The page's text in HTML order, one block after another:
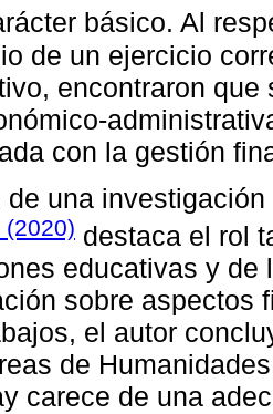
básico. Al
de un ejercicio
encontraron
con la gestión
de una
(2020) destaca el rol
educativas y de
sobre aspectos
el autor
de
carece de una